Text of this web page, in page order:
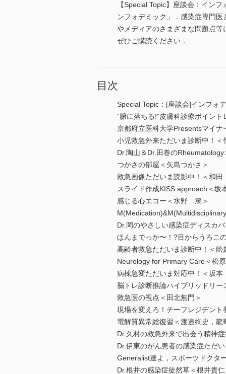
【Special Topic】座談会：イン
ンフォデミック」．感染症専門
やメディアのさまざまな問題点
ぜひご購読ください．
目次
Special Topic：[座談会]インフ
“腑に落ちる!”皮膚科診療ポイン
京都府立医科大学Presentsマイ
小児救急外来ただいま診断中！
Dr.陶山＆Dr.田巻の
つかさの部屋＜矢島つかさ＞
救急画像ただいま読影中！＜和
スライド作成KISS approach＜
感じる心エコー＜水野 篤＞
Dr.岡のやさしい感染症ディス
ほんまでっか〜！?目からうろこ
高齢者救急ただいま診断中！＜
Neurology for Primary Care＜松
病棟急変ただいま対応中！＜坂
脳トレ診断推論ハイブリッドリ
救急医の視点＜田北無門＞
現場を変えろ！チーフレジデン
電解質異常総復習＜渡邉絢史，龍
Dr.久村の救急外来で出会う精神
Dr.伊東のがん患者の感染症ただ
Generalist達よ，スポーツドクタ
Dr.根井の感染症徒然草＜根井貴